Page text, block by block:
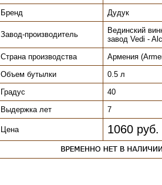
Бренд
Дудук
Завод-производитель
Вединский
завод Vedi -
Страна производства
Армения
Объем бутылки
0.5 л
Градус
40
Выдержка лет
7
Цена 1060 руб.